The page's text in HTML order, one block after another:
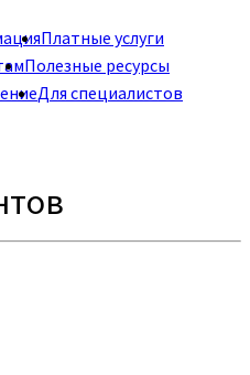
Платные услуги
Полезные ресурсы
Для специалистов